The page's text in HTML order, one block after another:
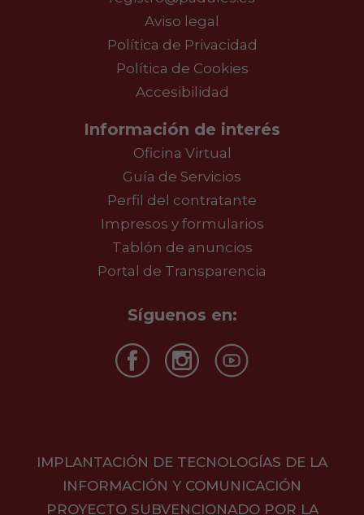
Aviso legal
Política de Privacidad
Política de Cookies
Accesibilidad
Información de interés
Oficina Virtual
Guía de Servicios
Perfil del contratante
Impresos y formularios
Tablón de anuncios
Portal de Transparencia
Síguenos en:
IMPLANTACIÓN DE TECNOLOGÍAS DE LA
INFORMACIÓN Y COMUNICACIÓN
PROYECTO SUBVENCIONADO POR LA